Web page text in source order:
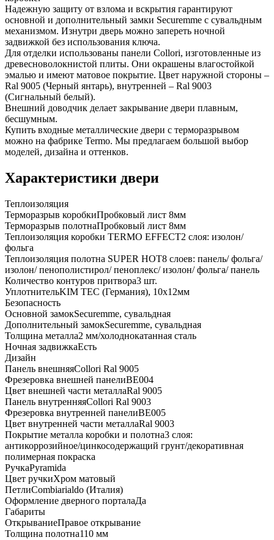
Надежную защиту от взлома и вскрытия гарантируют
основной и дополнительный замки Securemme с сувальдным
механизмом. Изнутри дверь можно запереть ночной
задвижкой без использования ключа.
Для отделки использованы панели Collori, изготовленные из
древесноволокнистой плиты. Они окрашены влагостойкой
эмалью и имеют матовое покрытие. Цвет наружной стороны –
Ral 9005 (Черный янтарь), внутренней – Ral 9003
(Сигнальный белый).
Внешний доводчик делает закрывание двери плавным,
бесшумным.
Купить входные металлические двери с терморазрывом
можно на фабрике Termo. Мы предлагаем большой выбор
моделей, дизайна и оттенков.
Характеристики двери
Теплоизоляция
Терморазрыв коробкиПробковый лист 8мм
Терморазрыв полотнаПробковый лист 8мм
Теплоизоляция коробки TERMO EFFECT2 слоя: изолон/
фольга
Теплоизоляция полотна SUPER НОТ8 слоев: панель/ фольга/
изолон/ пенополистирол/ пеноплекс/ изолон/ фольга/ панель
Количество контуров притвора3 шт.
УплотнительKIM ТЕС (Германия), 10x12мм
Безопасность
Основной замокSecuremme, сувальдная
Дополнительный замокSecuremme, сувальдная
Толщина металла2 мм/холоднокатанная сталь
Ночная задвижкаЕсть
Дизайн
Панель внешняяCollori Ral 9005
Фрезеровка внешней панелиBE004
Цвет внешней части металлаRal 9005
Панель внутренняяCollori Ral 9003
Фрезеровка внутренней панелиBE005
Цвет внутренней части металлаRal 9003
Покрытие металла коробки и полотна3 слоя:
антикоррозийное/цинкосодержащий грунт/декоративная
полимерная покраска
РучкаPyramida
Цвет ручкиХром матовый
ПетлиCombiarialdo (Италия)
Оформление дверного порталаДа
Габариты
ОткрываниеПравое открывание
Толщина полотна110 мм